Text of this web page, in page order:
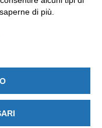
l'Informativa
di più.